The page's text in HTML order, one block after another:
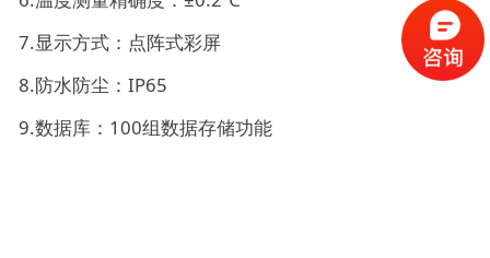
7.显示方式：点阵式彩屏
8.防水防尘：IP65
9.数据库：100组数据存储功能